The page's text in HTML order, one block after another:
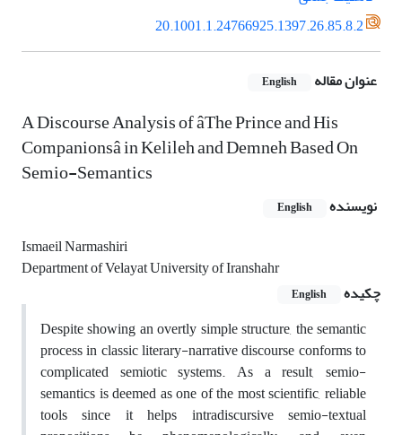
20.1001.1.24766925.1397.26.85.8.2
عنوان مقاله English
A Discourse Analysis of âThe Prince and His
Companionsâ in Kelileh and Demneh Based On
Semio-Semantics
نویسنده English
Ismaeil Narmashiri
Department of Velayat University of Iranshahr
چکیده
English
Despite showing an overtly simple structure, the semantic
process in classic literary-narrative discourse conforms to
complicated semiotic systems. As a result, semio-
semantics is deemed as one of the most scientific, reliable
tools since it helps intradiscursive semio-textual